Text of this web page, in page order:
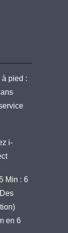
pied :
i-
Min : 6
en 6